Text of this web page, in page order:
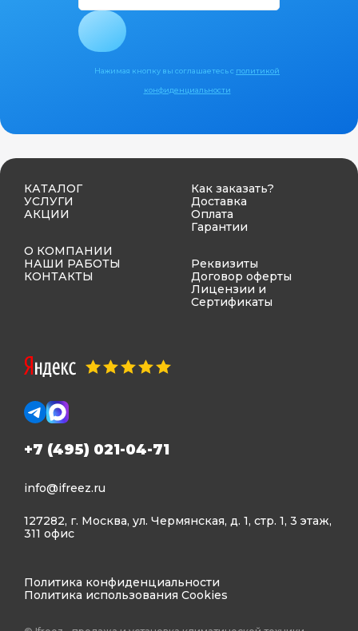
Нажимая кнопку вы соглашаетесь с политикой
конфиденциальности
КАТАЛОГ
УСЛУГИ
АКЦИИ
О КОМПАНИИ
НАШИ РАБОТЫ
КОНТАКТЫ
Как заказать?
Доставка
Оплата
Гарантии
Реквизиты
Договор оферты
Лицензии и
Сертификаты
+7 (495) 021-04-71
info@ifreez.ru
127282, г. Москва, ул. Чермянская, д. 1, стр. 1, 3 этаж,
311 офис
Политика конфиденциальности
Политика использования Cookies